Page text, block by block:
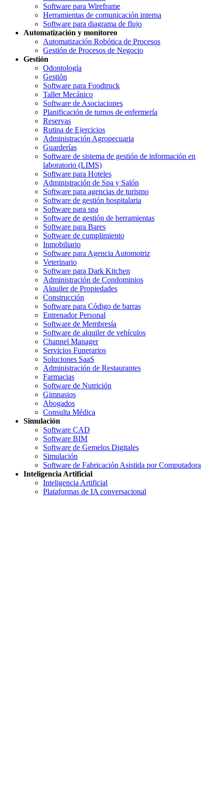
Software para Wireframe
Herramientas de comunicación interna
Software para diagrama de flujo
Automatización y monitoreo
Automatización Robótica de Procesos
Gestión de Procesos de Negocio
Gestión
Odontología
Gestión
Software para Foodtruck
Taller Mecánico
Software de Asociaciones
Planificación de turnos de enfermería
Reservas
Rutina de Ejercicios
Administración Agropecuaria
Guarderías
Software de sistema de gestión de información en
laboratorio (LIMS)
Software para Hoteles
Administración de Spa y Salón
Software para agencias de turismo
Software de gestión hospitalaria
Software para spa
Software de gestión de herramientas
Software para Bares
Software de cumplimiento
Inmobiliario
Software para Agencia Automotriz
Veterinario
Software para Dark Kitchen
Administración de Condominios
Alquiler de Propiedades
Construcción
Software para Código de barras
Entrenador Personal
Software de Membresía
Software de alquiler de vehículos
Channel Manager
Servicios Funerarios
Soluciones SaaS
Administración de Restaurantes
Farmacias
Software de Nutrición
Gimnasios
Abogados
Consulta Médica
Simulación
Software CAD
Software BIM
Software de Gemelos Digitales
Simulación
Software de Fabricación Asistida por Computadora
Inteligencia Artificial
Inteligencia Artificial
Plataformas de IA conversacional